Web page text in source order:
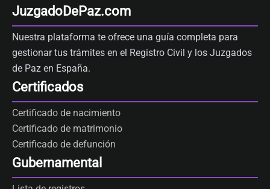
JuzgadoDePaz.com
Nuestra plataforma te ofrece una guía completa para
gestionar tus trámites en el Registro Civil y los Juzgados
de Paz en España.
Certificados
Certificado de nacimiento
Certificado de matrimonio
Certificado de defunción
Gubernamental